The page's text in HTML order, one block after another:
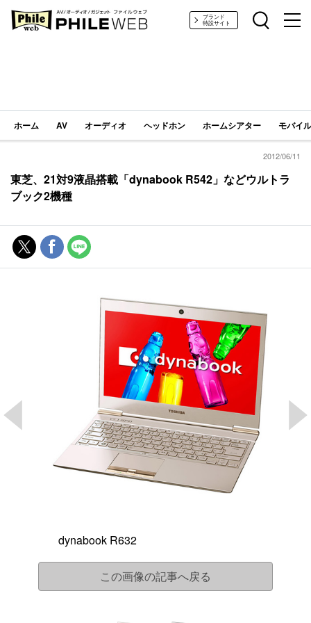
PHILE WEB｜AV/オーディオ/ガジェットブランド
特設サイト
ホーム AV オーディオ ヘッドホン ホームシアター モバイ
2012/06/11
東芝、21対9液晶搭載「dynabook R542」などウルトラ
ブック2機種
dynabook R632
この画像の記事へ戻る